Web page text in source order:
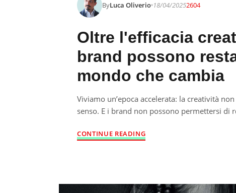
ByLuca Oliverio 18/04/20252604
Oltre l'efficacia
brand possono
mondo che cambia
Viviamo un’epoca accelerata: la creatività
senso. E i brand non possono permettersi di
CONTINUE READING